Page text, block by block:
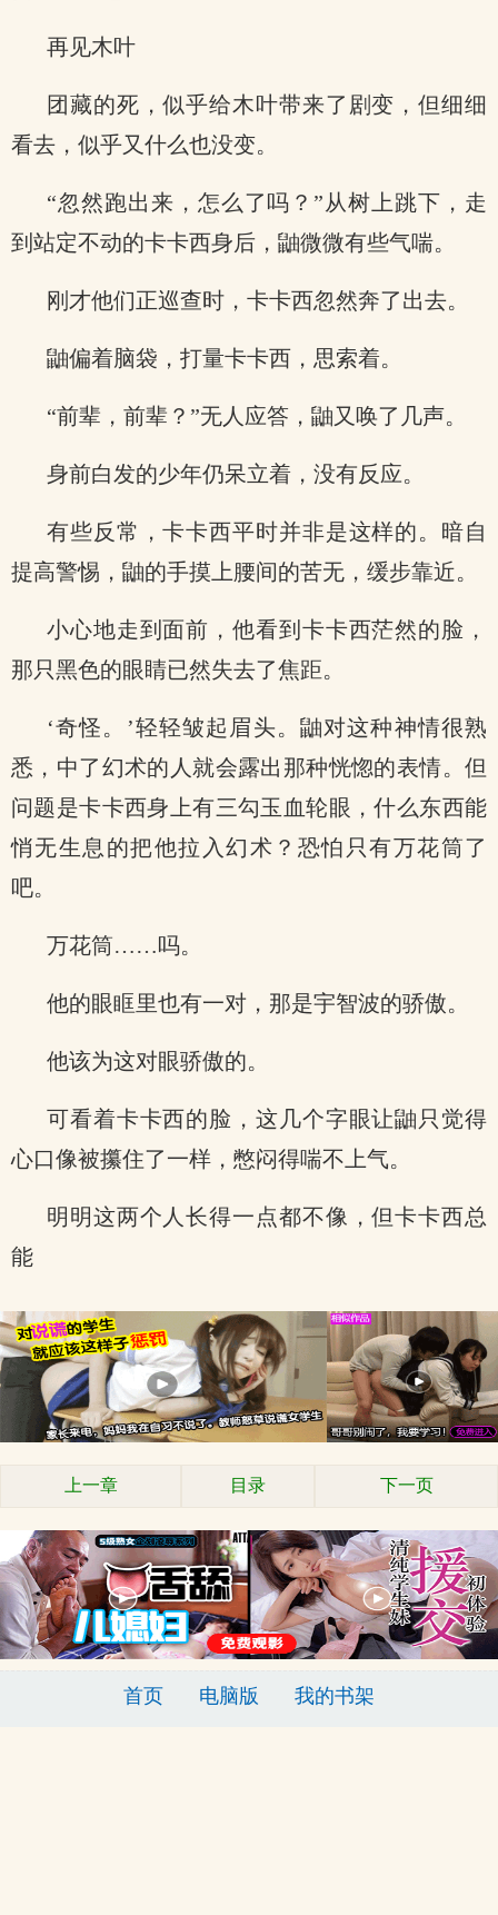
再见木叶
团藏的死，似乎给木叶带来了剧变，但细细
看去，似乎又什么也没变。
“忽然跑出来，怎么了吗？”从树上跳下，走
到站定不动的卡卡西身后，鼬微微有些气喘。
刚才他们正巡查时，卡卡西忽然奔了出去。
鼬偏着脑袋，打量卡卡西，思索着。
“前辈，前辈？”无人应答，鼬又唤了几声。
身前白发的少年仍呆立着，没有反应。
有些反常，卡卡西平时并非是这样的。暗自
提高警惕，鼬的手摸上腰间的苦无，缓步靠近。
小心地走到面前，他看到卡卡西茫然的脸，
那只黑色的眼睛已然失去了焦距。
‘奇怪。’轻轻皱起眉头。鼬对这种神情很熟
悉，中了幻术的人就会露出那种恍惚的表情。但
问题是卡卡西身上有三勾玉血轮眼，什么东西能
悄无生息的把他拉入幻术？恐怕只有万花筒了
吧。
万花筒……吗。
他的眼眶里也有一对，那是宇智波的骄傲。
他该为这对眼骄傲的。
可看着卡卡西的脸，这几个字眼让鼬只觉得
心口像被攥住了一样，憋闷得喘不上气。
明明这两个人长得一点都不像，但卡卡西总
能
上一章 目录 下一页
首页 电脑版 我的书架